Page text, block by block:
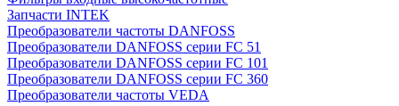
Запчасти INTEK
Преобразователи частоты DANFOSS
Преобразователи DANFOSS серии FC 51
Преобразователи DANFOSS серии FC 101
Преобразователи DANFOSS серии FC 360
Преобразователи частоты VEDA